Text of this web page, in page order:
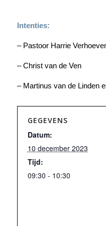
Intenties:
– Pastoor Harrie
– Christ van de Ven
– Martinus van de Linden
GEGEVENS
Datum:
10 december 2023
Tijd:
09:30 - 10:30